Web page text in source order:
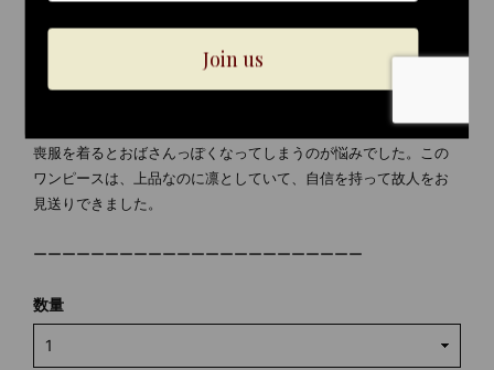
ーVoice 03｜40代 ご購入者様
喪服を着るとおばさんっぽくなってしまうのが悩みでした。この
ワンピースは、上品なのに凛としていて、自信を持って故人をお
見送りできました。
ーーーーーーーーーーーーーーーーーーーーーーー
数量